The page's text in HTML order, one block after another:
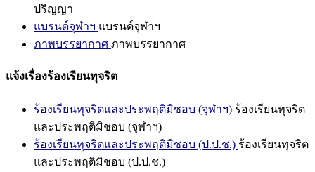
ปริญญา
แบรนด์จุฬาฯ แบรนด์จุฬาฯ
ภาพบรรยากาศ ภาพบรรยากาศ
แจ้งเรื่องร้องเรียนทุจริต
ร้องเรียนทุจริตและประพฤติมิชอบ (จุฬาฯ) ร้องเรียนทุจริต
และประพฤติมิชอบ (จุฬาฯ)
ร้องเรียนทุจริตและประพฤติมิชอบ (ป.ป.ช.) ร้องเรียนทุจริต
และประพฤติมิชอบ (ป.ป.ช.)